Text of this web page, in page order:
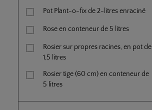
Pot Plant-o-fix de 2-litres enraciné
Rose en conteneur de 5 litres
Rosier sur propres racines, en pot de
1,5 litres
Rosier tige (60 cm) en conteneur de
5 litres